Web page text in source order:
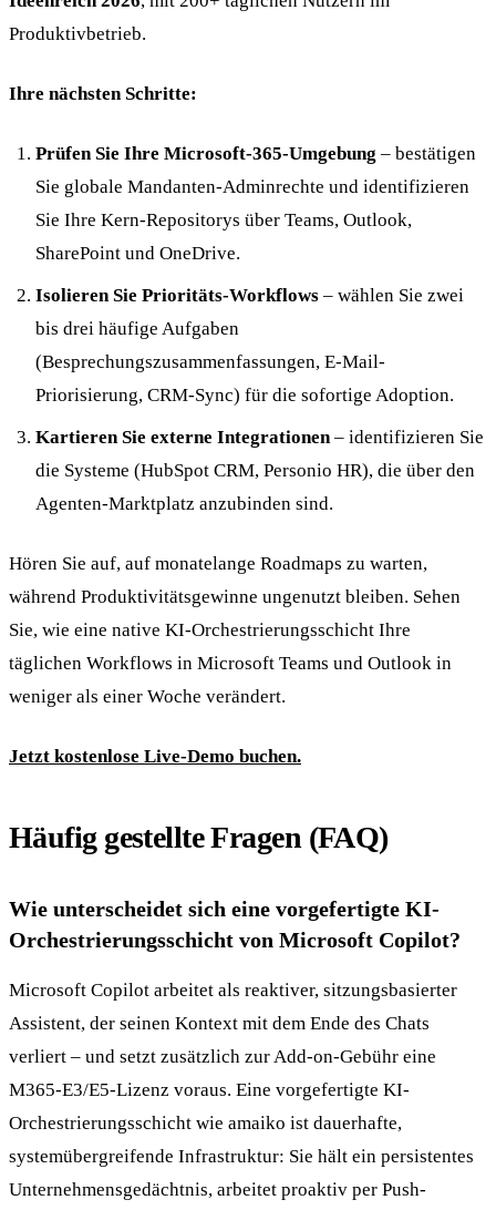
Produktivbetrieb.
Ihre nächsten Schritte:
Prüfen Sie Ihre Microsoft-365-Umgebung – bestätigen
Sie globale Mandanten-Adminrechte und identifizieren
Sie Ihre Kern-Repositorys über Teams, Outlook,
SharePoint und OneDrive.
Isolieren Sie Prioritäts-Workflows – wählen Sie zwei
bis drei häufige Aufgaben
(Besprechungszusammenfassungen, E-Mail-
Priorisierung, CRM-Sync) für die sofortige Adoption.
Kartieren Sie externe Integrationen– identifizieren Sie
die Systeme (HubSpot CRM, Personio HR), die über den
Agenten-Marktplatz anzubinden sind.
Hören Sie auf, auf monatelange Roadmaps zu warten,
während Produktivitätsgewinne ungenutzt bleiben. Sehen
Sie, wie eine native KI-Orchestrierungsschicht Ihre
täglichen Workflows in Microsoft Teams und Outlook in
weniger als einer Woche verändert.
Jetzt kostenlose Live-Demo buchen.
Häufig gestellte Fragen (FAQ)
Wie unterscheidet sich eine vorgefertigte KI-
Orchestrierungsschicht von Microsoft Copilot?
Microsoft Copilot arbeitet als reaktiver, sitzungsbasierter
Assistent, der seinen Kontext mit dem Ende des Chats
verliert – und setzt zusätzlich zur Add-on-Gebühr eine
M365-E3/E5-Lizenz voraus. Eine vorgefertigte KI-
Orchestrierungsschicht wie amaiko ist dauerhafte,
systemübergreifende Infrastruktur: Sie hält ein persistentes
Unternehmensgedächtnis, arbeitet proaktiv per Push-